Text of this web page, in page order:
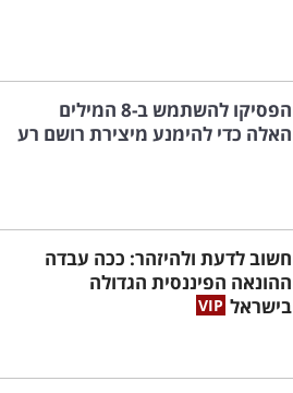
הפסיקו להשתמש ב-8 המילים
האלה כדי להימנע מיצירת רושם רע
חשוב לדעת ולהיזהר: ככה עבדה
ההונאה הפיננסית הגדולה
בישראל